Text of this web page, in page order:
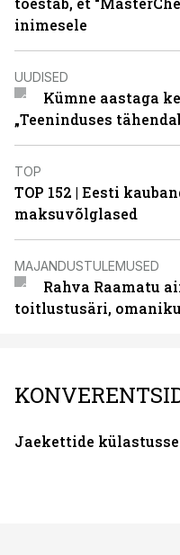
inimesele
UUDISED
Kümne aastaga
„Teeninduses
TOP
TOP 152 | Eesti
maksuvõlglased
MAJANDUSTULEMUSED
Rahva Raamatu
toitlustusäri,
Jaekettide